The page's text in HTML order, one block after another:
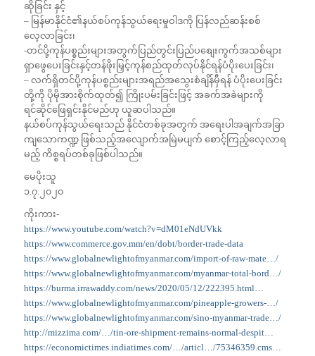
ဆိုခြင်း နှင့်
– မြန်မာနိုင်ငံ၏နယ်စပ်ကုန်သွယ်ရေးမှုဝါဒကို ပြန်လည်ဆန်းစစ်
လေ့လာခြင်း၊
-တင်ပို့ကုန်ပစ္စည်းများအတွက်ပြည်တွင်းပြည်ပစျေးကွက်အသစ်များ
ရှာဖွေပေးခြင်းနှင့်တန်ဖိုးမြှင့်ကုန်စည်ထုတ်လုပ်နိုင်ရန်ပံပိုးပေးခြင်း၊
– လက်ရှိတင်ပို့ကုန်ပစ္စည်းများအရည်အသွေးစံချိန်မှီရန် ပံပိုးပေးခြင်း
တို့ကို ပိုမိုအားစိုက်ထုတ်၍ ကြိုးပမ်းခြင်းဖြင့် အခက်အခဲများကို
ရင်ဆိုင်ဖြေရှင်းနိုင်မည်ဟု ယူဆပါသည်။
နယ်စပ်ကုန်သွယ်ရေးသည် နိုင်ငံတစ်ခုအတွက် အရေးပါအချက်အခြာ
ကျသောကဏ္ဍ ဖြစ်သည့်အလျောက်အမြဲမပျက် စောင့်ကြည့်လေ့လာရ
မည့် ကိစ္စရပ်တစ်ခုဖြစ်ပါသည်။
မေပိုးသူ
၁.၇.၂၀၂၀
ကိုးကား-
https://www.youtube.com/watch?v=dM01eNdUVkk
https://www.commerce.gov.mm/en/dobt/border-trade-data
https://www.globalnewlightofmyanmar.com/import-of-raw-mate…/
https://www.globalnewlightofmyanmar.com/myanmar-total-bord…/
https://burma.irrawaddy.com/news/2020/05/12/222395.html…
https://www.globalnewlightofmyanmar.com/pineapple-growers-…/
https://www.globalnewlightofmyanmar.com/sino-myanmar-trade…/
http://mizzima.com/…/tin-ore-shipment-remains-normal-despit…
https://economictimes.indiatimes.com/…/articl…/75346359.cms…